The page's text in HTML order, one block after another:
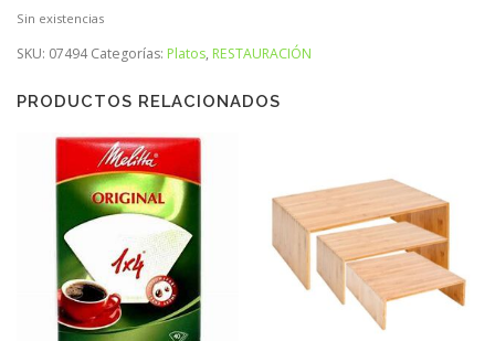
Sin existencias
SKU: 07494 Categorías: Platos, RESTAURACIÓN
PRODUCTOS RELACIONADOS